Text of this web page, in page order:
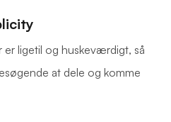
ligetil og huskeværdigt, så
at dele og komme